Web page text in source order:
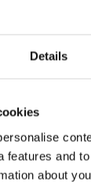
Details
features and
about